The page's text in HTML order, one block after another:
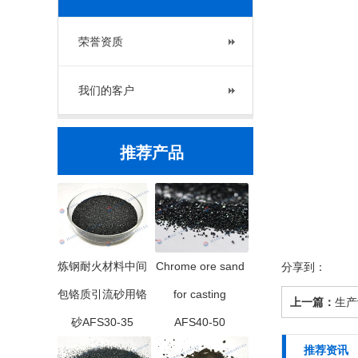
荣誉资质
我们的客户
推荐产品
炼钢耐火材料中间
包铬质引流砂用铬
砂AFS30-35
Chrome ore sand
for casting
AFS40-50
分享到：
上一篇： 生
推荐资讯